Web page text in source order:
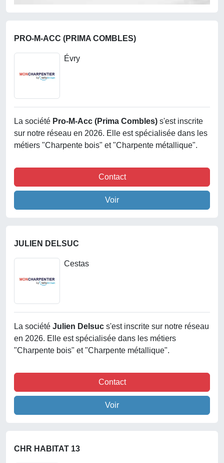
PRO-M-ACC (PRIMA COMBLES)
Évry
La société Pro-M-Acc (prima Combles) s'est inscrite
sur notre réseau en 2026. Elle est spécialisée dans les
métiers "Charpente bois" et "Charpente métallique".
Contact
Voir
JULIEN DELSUC
Cestas
La société Julien Delsuc s'est inscrite sur notre réseau
en 2026. Elle est spécialisée dans les métiers
"Charpente bois" et "Charpente métallique".
Contact
Voir
CHR HABITAT 13